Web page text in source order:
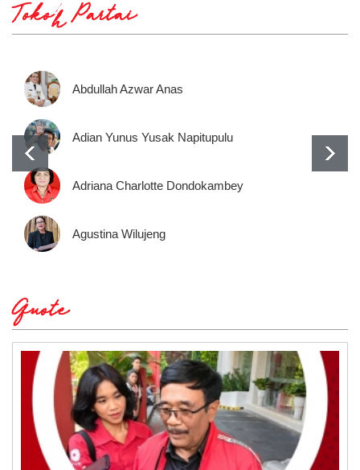
Tokoh Partai
Abdullah Azwar Anas
Adian Yunus Yusak Napitupulu
Adriana Charlotte Dondokambey
Agustina Wilujeng
Quote